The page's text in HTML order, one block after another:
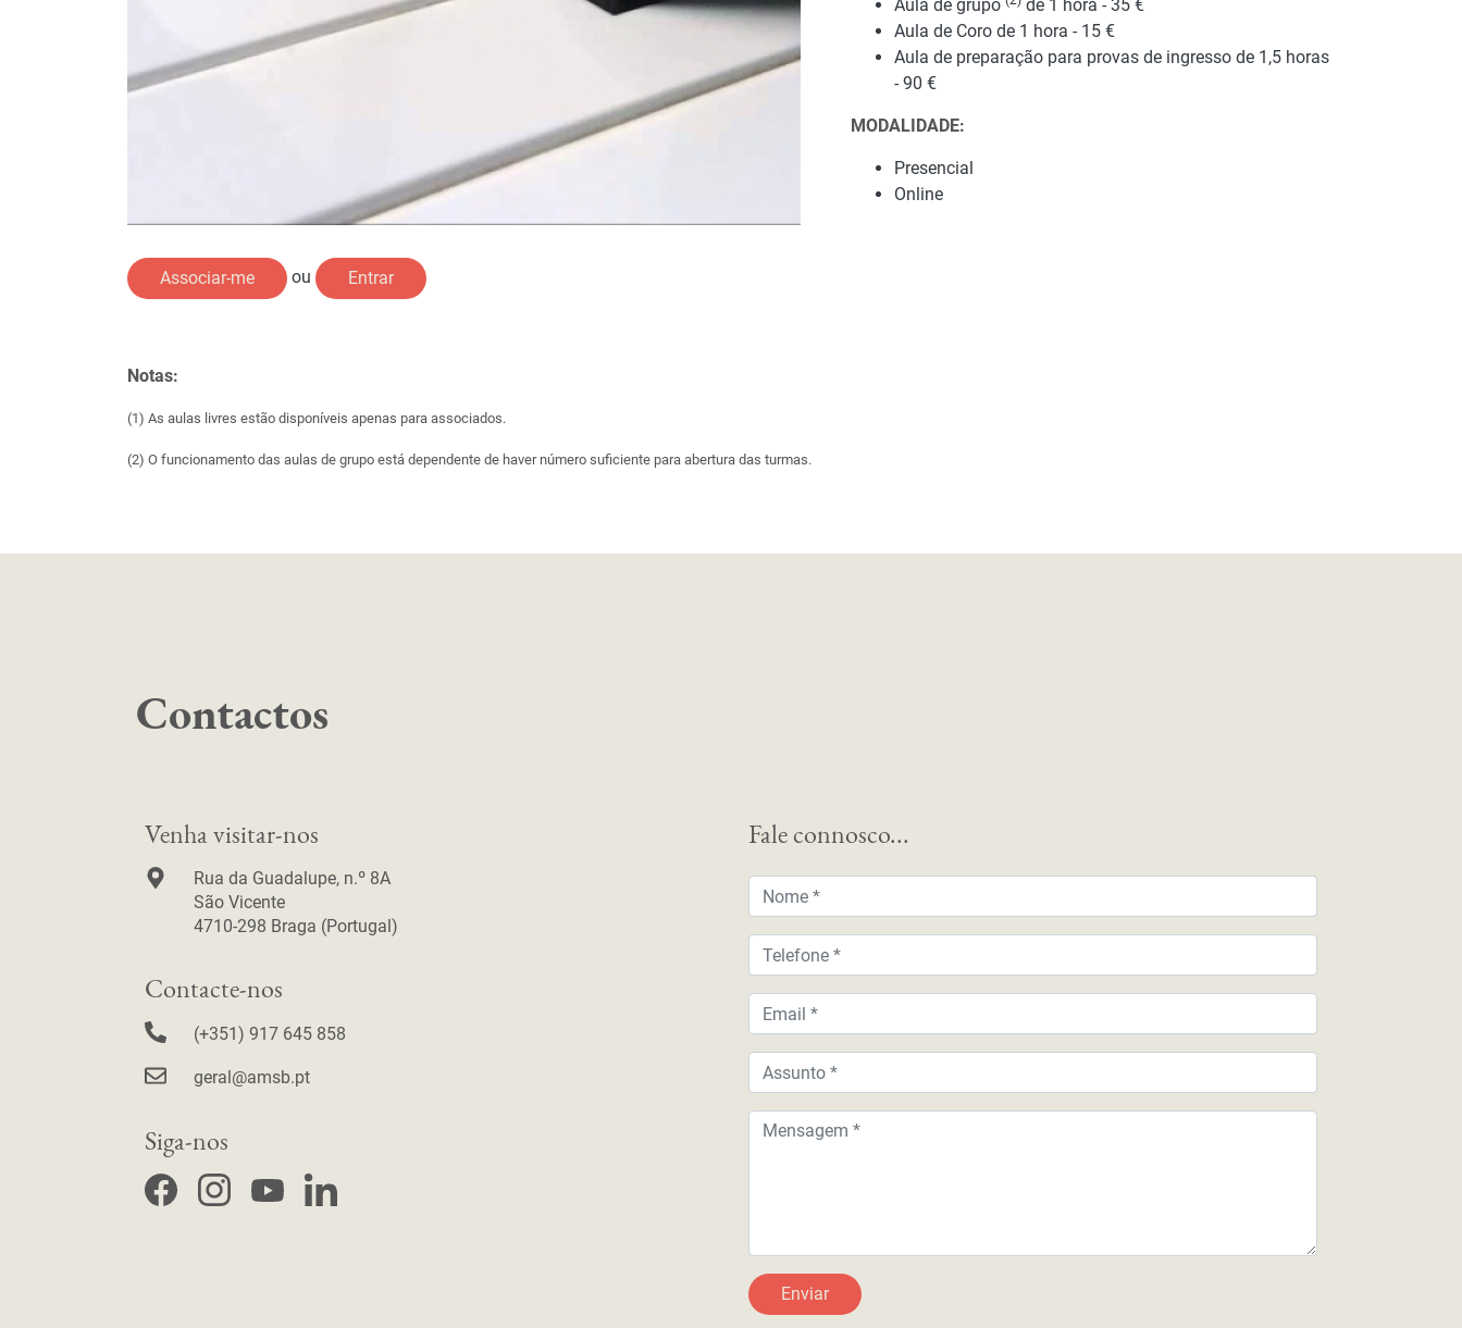
Aula de grupo
de 1 hora - 35 €
Aula de Coro de 1 hora - 15 €
Aula de preparação para provas de ingresso de 1,5 horas
- 90 €
MODALIDADE:
Presencial
Online
Associar-me ou Entrar
Notas:
(1) As aulas livres estão disponíveis apenas para associados.
(2) O funcionamento das aulas de grupo está dependente de haver número suficiente para abertura das turmas.
Contactos
Venha visitar-nos
Rua da Guadalupe, n.º 8A
São Vicente
4710-298 Braga (Portugal)
Contacte-nos
(+351) 917 645 858
geral@amsb.pt
Siga-nos
F I Y L
Fale connosco...
Nome
Telefone
Email
Assunto
Mensagem
Enviar